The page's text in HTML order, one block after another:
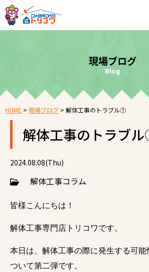
現場ブログ
Blog
HOME > 現場ブログ > 解体工事のトラブル①
解体工事のトラブ
2024.08.08(Thu)
解体工事コラム
皆様こんにちは！
解体工事専門店トリコワです。
本日は、解体工事の際に発生する可能
ついて第二弾です。